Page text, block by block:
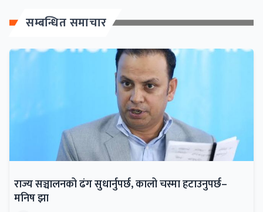
सम्बन्धित समाचार
राज्य सञ्चालनको ढंग सुधार्नुपर्छ, कालो चस्मा हटाउनुपर्छ–
मनिष झा